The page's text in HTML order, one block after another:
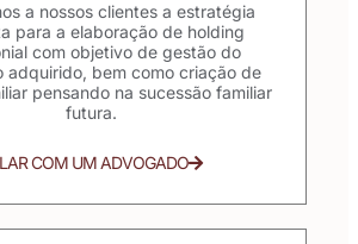
a nossos clientes a estratégia
para a elaboração de holding
com objetivo de gestão do
adquirido, bem como criação de
pensando na sucessão familiar
futura.
COM UM ADVOGADO